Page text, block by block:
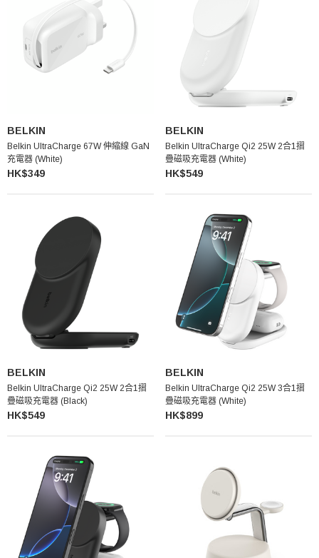
BELKIN
Belkin UltraCharge 67W 伸縮線 GaN
充電器 (White)
HK$349
BELKIN
Belkin UltraCharge Qi2 25W 2合1摺
疊磁吸充電器 (White)
HK$549
BELKIN
Belkin UltraCharge Qi2 25W 2合1摺
疊磁吸充電器 (Black)
HK$549
BELKIN
Belkin UltraCharge Qi2 25W 3合1摺
疊磁吸充電器 (White)
HK$899